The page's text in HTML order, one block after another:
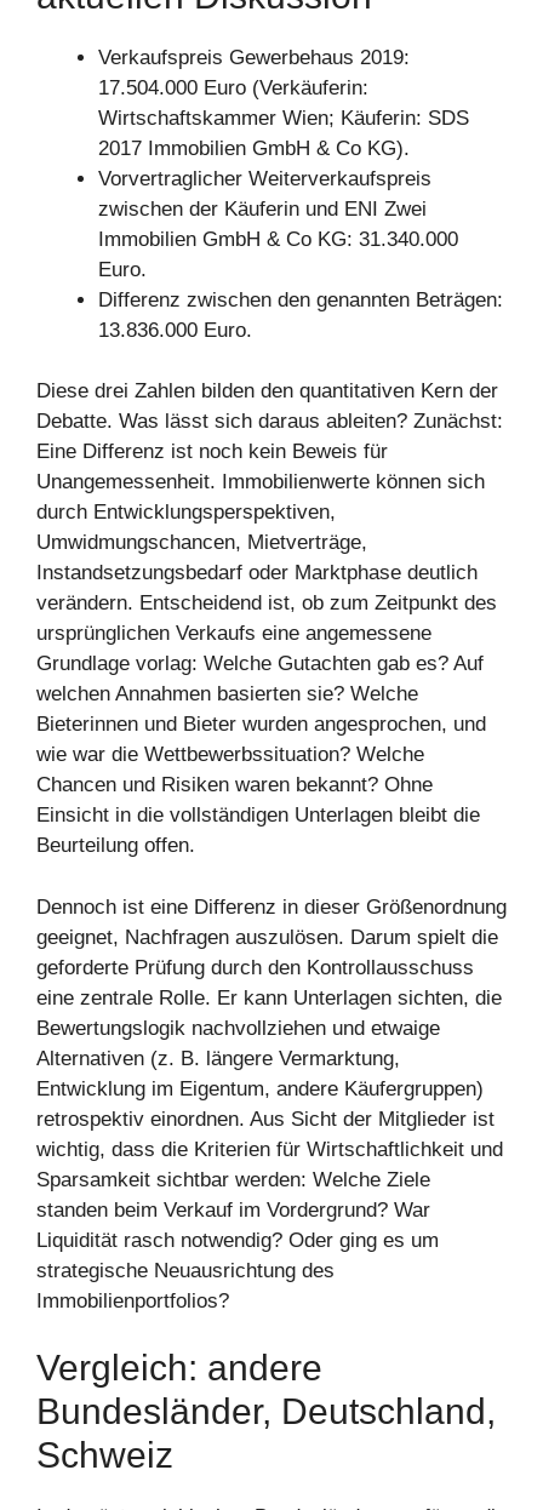
Verkaufspreis Gewerbehaus 2019:
17.504.000 Euro (Verkäuferin:
Wirtschaftskammer Wien; Käuferin: SDS
2017 Immobilien GmbH & Co KG).
Vorvertraglicher Weiterverkaufspreis
zwischen der Käuferin und ENI Zwei
Immobilien GmbH & Co KG: 31.340.000
Euro.
Differenz zwischen den genannten Beträgen:
13.836.000 Euro.
Diese drei Zahlen bilden den quantitativen Kern der
Debatte. Was lässt sich daraus ableiten? Zunächst:
Eine Differenz ist noch kein Beweis für
Unangemessenheit. Immobilienwerte können sich
durch Entwicklungsperspektiven,
Umwidmungschancen, Mietverträge,
Instandsetzungsbedarf oder Marktphase deutlich
verändern. Entscheidend ist, ob zum Zeitpunkt des
ursprünglichen Verkaufs eine angemessene
Grundlage vorlag: Welche Gutachten gab es? Auf
welchen Annahmen basierten sie? Welche
Bieterinnen und Bieter wurden angesprochen, und
wie war die Wettbewerbssituation? Welche
Chancen und Risiken waren bekannt? Ohne
Einsicht in die vollständigen Unterlagen bleibt die
Beurteilung offen.
Dennoch ist eine Differenz in dieser Größenordnung
geeignet, Nachfragen auszulösen. Darum spielt die
geforderte Prüfung durch den Kontrollausschuss
eine zentrale Rolle. Er kann Unterlagen sichten, die
Bewertungslogik nachvollziehen und etwaige
Alternativen (z. B. längere Vermarktung,
Entwicklung im Eigentum, andere Käufergruppen)
retrospektiv einordnen. Aus Sicht der Mitglieder ist
wichtig, dass die Kriterien für Wirtschaftlichkeit und
Sparsamkeit sichtbar werden: Welche Ziele
standen beim Verkauf im Vordergrund? War
Liquidität rasch notwendig? Oder ging es um
strategische Neuausrichtung des
Immobilienportfolios?
Vergleich: andere
Bundesländer, Deutschland,
Schweiz